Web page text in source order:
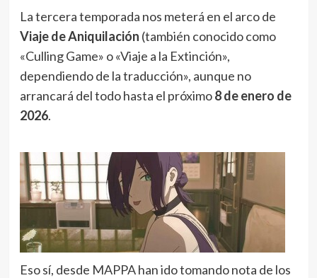
La tercera temporada nos meterá en el arco de
Viaje de Aniquilación (también conocido como
«Culling Game» o «Viaje a la Extinción»,
dependiendo de la traducción», aunque no
arrancará del todo hasta el próximo8 de enero de
2026.
Eso sí, desde MAPPA han ido tomando nota de los